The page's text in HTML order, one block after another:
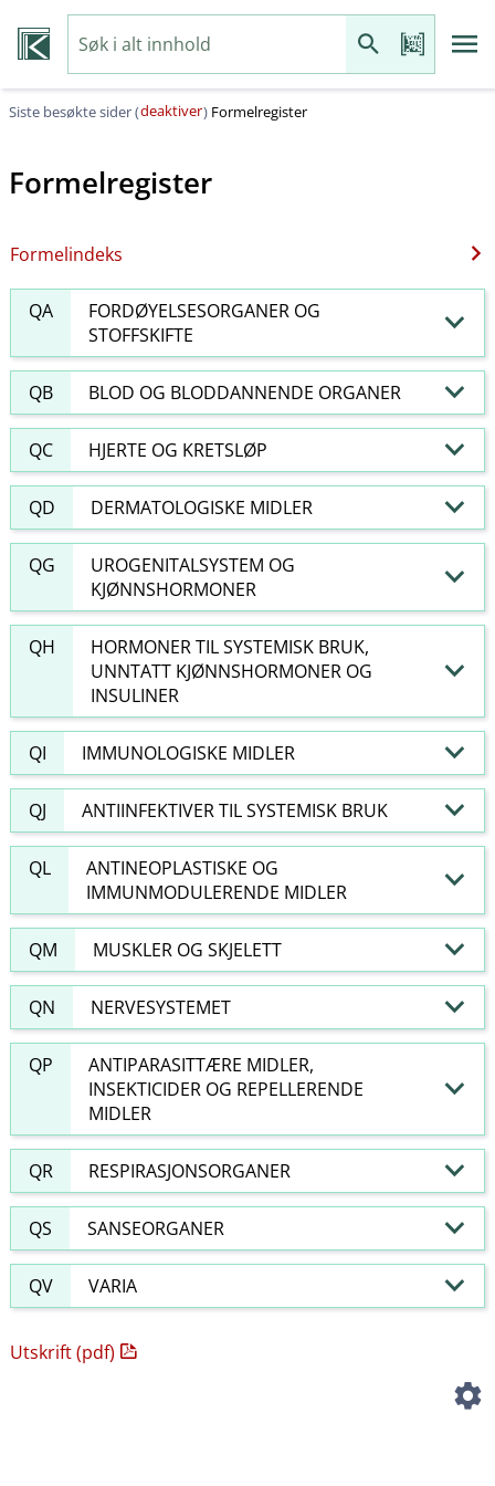
Siste besøkte sider (deaktiver) Formelregister
Formelregister
Formelindeks
QA
FORDØYELSESORGANER OG
STOFFSKIFTE
QB BLOD OG BLODDANNENDE ORGANER
QC HJERTE OG KRETSLØP
QD DERMATOLOGISKE MIDLER
QG
UROGENITALSYSTEM OG
KJØNNSHORMONER
QH
HORMONER TIL SYSTEMISK BRUK,
UNNTATT KJØNNSHORMONER OG
INSULINER
QI IMMUNOLOGISKE MIDLER
QJ ANTIINFEKTIVER TIL SYSTEMISK BRUK
QL
ANTINEOPLASTISKE OG
IMMUNMODULERENDE MIDLER
QM MUSKLER OG SKJELETT
QN NERVESYSTEMET
QP
ANTIPARASITTÆRE MIDLER,
INSEKTICIDER OG REPELLERENDE
MIDLER
QR RESPIRASJONSORGANER
QS SANSEORGANER
QV VARIA
Utskrift (pdf)